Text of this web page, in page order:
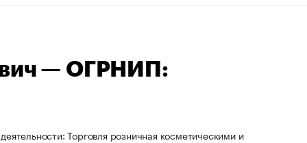
— ОГРНИП:
Торговля розничная косметическими и